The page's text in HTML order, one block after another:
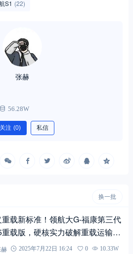
S1 (22)
张赫
56.28W
关注 (0) 私信
换一批
重载新标准！领航大G-福康第三代
重载版，硬核实力破解重载运输痛
2025年7月22日 16:24 0 10.33W